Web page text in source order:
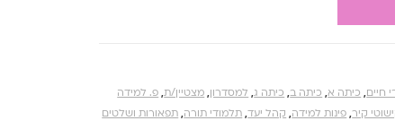
חיים, כיתה א, כיתה ב, כיתה ג, למסדרון, מצטיין/ת, פ. למידה
קיר, פינות למידה, קהל יעד, תלמודי תורה, תפאורות ושלטים